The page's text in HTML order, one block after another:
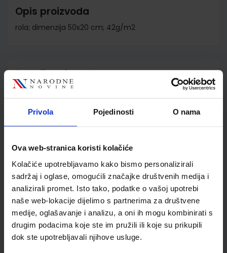
Privola Pojedinosti O nama
Ova web-stranica koristi kolačiće
Kolačiće upotrebljavamo kako bismo personalizirali
sadržaj i oglase, omogućili značajke društvenih medija i
analizirali promet. Isto tako, podatke o vašoj upotrebi
naše web-lokacije dijelimo s partnerima za društvene
medije, oglašavanje i analizu, a oni ih mogu kombinirati s
drugim podacima koje ste im pružili ili koje su prikupili
dok ste upotrebljavali njihove usluge.
Opis proizvoda
rola; dimenzija 50x20 cm; 42g/m2
Detalji proizvoda
Šifra proizvoda
Newsletter prijava